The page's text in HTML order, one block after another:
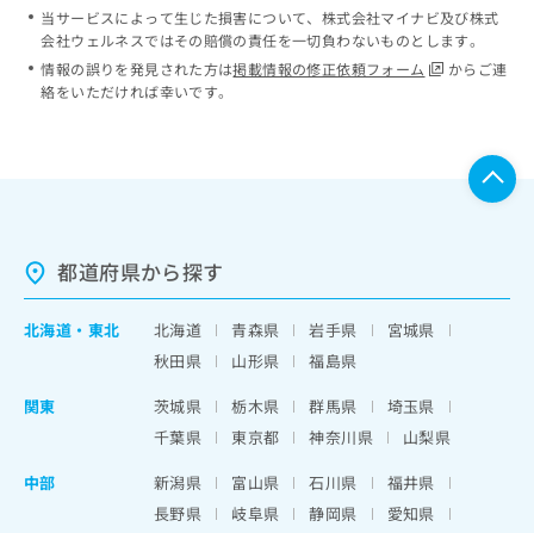
当サービスによって生じた損害について、株式会社マイナビ及び株式
会社ウェルネスではその賠償の責任を一切負わないものとします。
情報の誤りを発見された方は掲載情報の修正依頼フォーム
からご連
絡をいただければ幸いです。
都道府県から探す
北海道 ・ 東北 北海道 青森県 岩手県
宮城県
秋田県
山形県
福島県
関東
茨城県 栃木県 群馬県
埼玉県
千葉県
東京都 神奈川県
山梨県
中部
新潟県 富山県 石川県
福井県
長野県
岐阜県 静岡県
愛知県